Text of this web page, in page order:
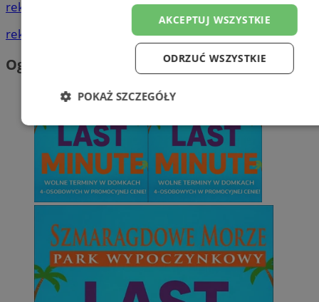
reklama
reklama
Ogłoszenia
AKCEPTUJ WSZYSTKIE
ODRZUĆ WSZYSTKIE
POKAŻ SZCZEGÓŁY
Niezbędne Wydajność
Funkcjonalność
Niezbędne Wydajność Targetowanie